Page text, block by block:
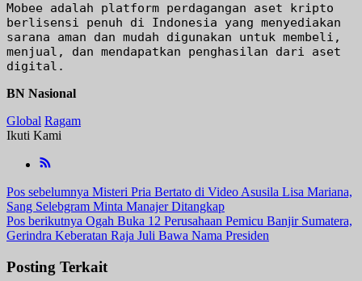
Mobee adalah platform perdagangan aset kripto
berlisensi penuh di Indonesia yang menyediakan
sarana aman dan mudah digunakan untuk membeli,
menjual, dan mendapatkan penghasilan dari aset
digital.
BN Nasional
Global Ragam
Ikuti Kami
Navigasi
pos
Pos sebelumnya Misteri Pria Bertato di Video Asusila Lisa Mariana,
Sang Selebgram Minta Manajer Ditangkap
Pos berikutnya Ogah Buka 12 Perusahaan Pemicu Banjir Sumatera,
Gerindra Keberatan Raja Juli Bawa Nama Presiden
Posting Terkait